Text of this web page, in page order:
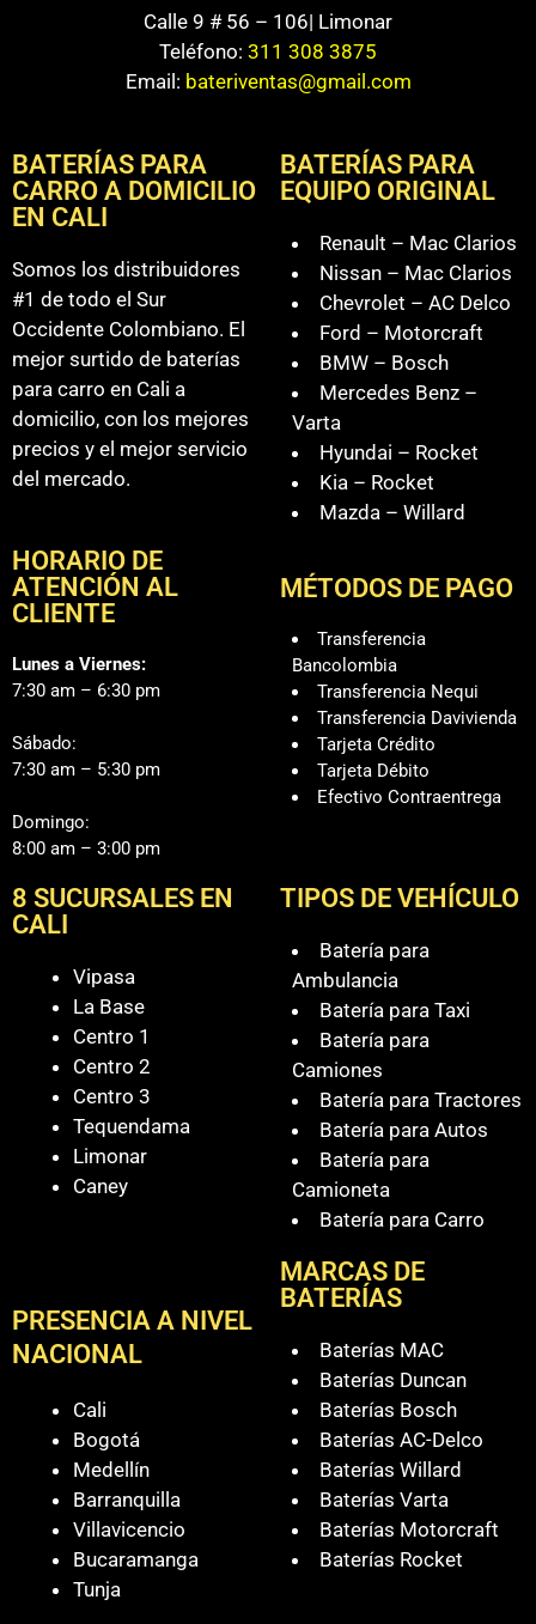
Calle 9 # 56 – 106| Limonar
Teléfono: 311 308 3875
Email: bateriventas@gmail.com
BATERÍAS PARA
CARRO A DOMICILIO
EN CALI
Somos los distribuidores
#1 de todo el Sur
Occidente Colombiano. El
mejor surtido de baterías
para carro en Cali a
domicilio, con los mejores
precios y el mejor servicio
del mercado.
HORARIO DE
ATENCIÓN AL
CLIENTE
Lunes a Viernes:
7:30 am – 6:30 pm
Sábado:
7:30 am – 5:30 pm
Domingo:
8:00 am – 3:00 pm
BATERÍAS PARA
EQUIPO ORIGINAL
Renault – Mac Clarios
Nissan – Mac Clarios
Chevrolet – AC Delco
Ford – Motorcraft
BMW – Bosch
Mercedes Benz –
Varta
Hyundai – Rocket
Kia – Rocket
Mazda – Willard
MÉTODOS DE PAGO
Transferencia
Bancolombia
Transferencia Nequi
Transferencia Davivienda
Tarjeta Crédito
Tarjeta Débito
Efectivo Contraentrega
8 SUCURSALES EN
CALI
Vipasa
La Base
Centro 1
Centro 2
Centro 3
Tequendama
Limonar
Caney
PRESENCIA A NIVEL
NACIONAL
Cali
Bogotá
Medellín
Barranquilla
Villavicencio
Bucaramanga
Tunja
TIPOS DE VEHÍCULO
Batería para
Ambulancia
Batería para Taxi
Batería para
Camiones
Batería para Tractores
Batería para Autos
Batería para
Camioneta
Batería para Carro
MARCAS DE
BATERÍAS
Baterías MAC
Baterías Duncan
Baterías Bosch
Baterías AC-Delco
Baterías Willard
Baterías Varta
Baterías Motorcraft
Baterías Rocket